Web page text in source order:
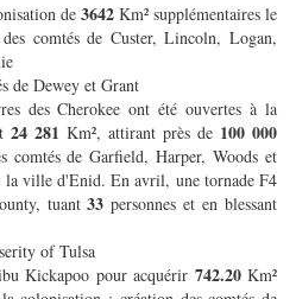
de 3642 Km² supplémentaires le
comtés de Custer, Lincoln, Logan,
de Dewey et Grant
des Cherokee ont été ouvertes à la
24 281 Km², attirant près de 100 000
comtés de Garfield, Harper, Woods et
la ville d'Enid. En avril, une tornade F4
tuant33personnes et en blessant
of Tulsa
Kickapoo pour acquérir 742.20 Km²